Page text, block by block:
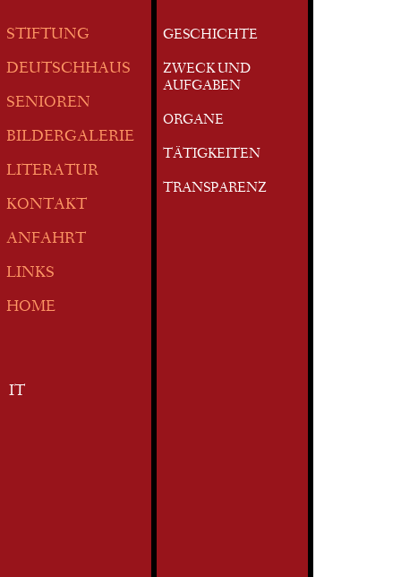
STIFTUNG
DEUTSCHHAUS
SENIOREN
BILDERGALERIE
LITERATUR
KONTAKT
ANFAHRT
LINKS
HOME
IT
GESCHICHTE
ZWECK UND
AUFGABEN
ORGANE
TÄTIGKEITEN
TRANSPARENZ